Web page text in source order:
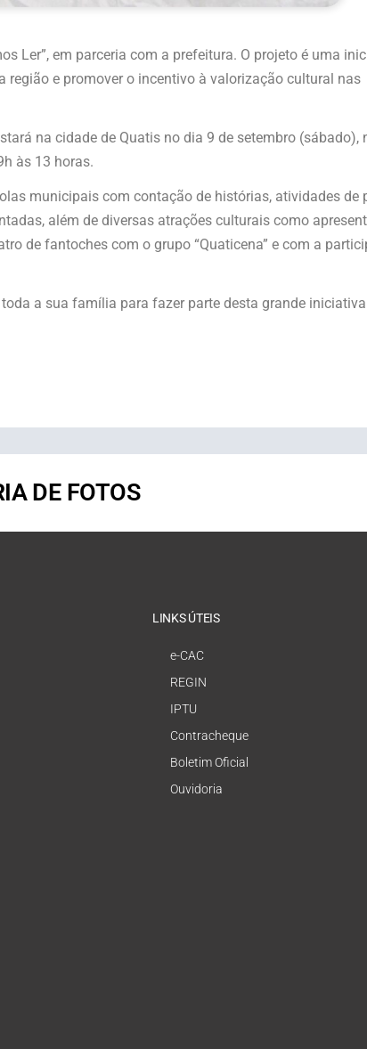
Ler”, em parceria com a prefeitura. O projeto é uma
região e promover o incentivo à valorização cultural nas
na cidade de Quatis no dia 9 de setembro (sábado),
às 13 horas.
municipais com contação de histórias, atividades de
além de diversas atrações culturais como
de fantoches com o grupo “Quaticena” e com a
a sua família para fazer parte desta grande
DE FOTOS
LINKS ÚTEIS
e-CAC
REGIN
IPTU
Contracheque
Boletim Oficial
Ouvidoria